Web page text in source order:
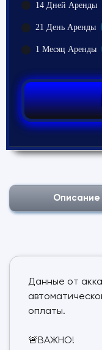
14 Дней Аренды
21 День Аренды
1 Месяц Аренды
Описание
Данные от
оплаты.
🚨ВАЖНО!